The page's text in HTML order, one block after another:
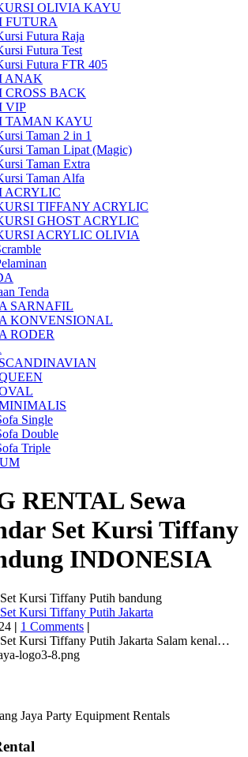
OLIVIA KAYU
FUTURA
Futura Raja
Futura Test
Futura FTR 405
ANAK
CROSS BACK
VIP
TAMAN KAYU
Taman 2 in 1
Taman Lipat (Magic)
Taman Extra
Taman Alfa
ACRYLIC
TIFFANY ACRYLIC
GHOST ACRYLIC
ACRYLIC OLIVIA
Tenda
SARNAFIL
KONVENSIONAL
RODER
Single
Double
Triple
RENTAL Sewa
Set Kursi Tiffany
INDONESIA
Kursi Tiffany Putih bandung
Kursi Tiffany Putih Jakarta
| 1 Comments |
Kursi Tiffany Putih Jakarta Salam kenal…
Jaya Party Equipment Rentals